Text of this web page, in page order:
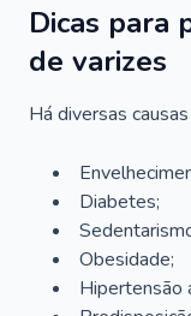
Dicas para
de varizes
Há diversas
Diabetes;
Obesidade;
Hipertensão